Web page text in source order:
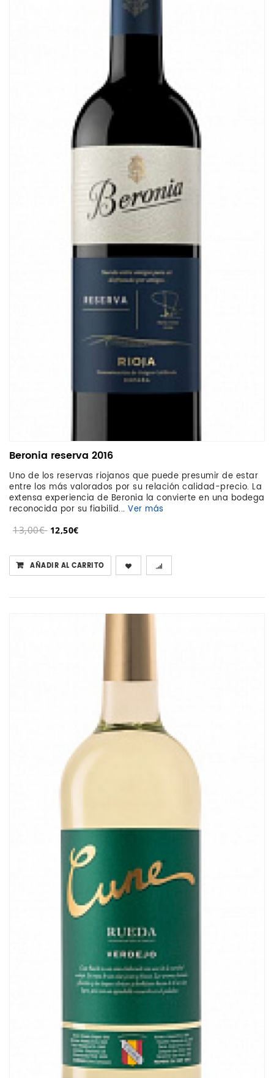
Beronia reserva 2016
Uno de los reservas riojanos que puede presumir de estar
entre los más valorados por su relación calidad-precio. La
extensa experiencia de Beronia la convierte en una bodega
reconocida por su fiabilid... Ver más
13,00€ 12,50€
AÑADIR AL CARRITO